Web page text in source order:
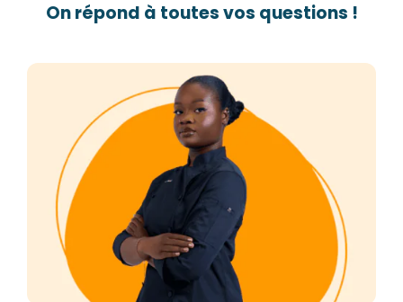
On répond à toutes vos questions !